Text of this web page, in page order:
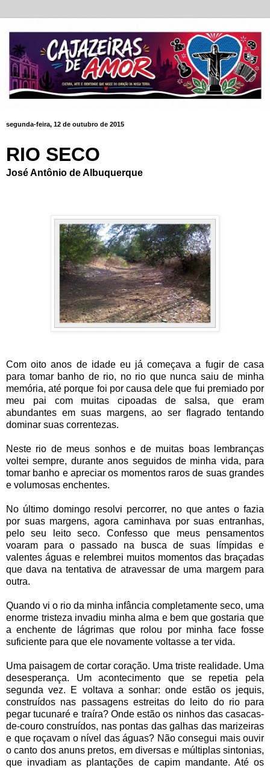
segunda-feira, 12 de outubro de 2015
RIO SECO
José Antônio de Albuquerque
Com oito anos de idade eu já começava a fugir de casa
para tomar banho de rio, no rio que nunca saiu de minha
memória, até porque foi por causa dele que fui premiado por
meu pai com muitas cipoadas de salsa, que eram
abundantes em suas margens, ao ser flagrado tentando
dominar suas correntezas.
Neste rio de meus sonhos e de muitas boas lembranças
voltei sempre, durante anos seguidos de minha vida, para
tomar banho e apreciar os momentos raros de suas grandes
e volumosas enchentes.
No último domingo resolvi percorrer, no que antes o fazia
por suas margens, agora caminhava por suas entranhas,
pelo seu leito seco. Confesso que meus pensamentos
voaram para o passado na busca de suas límpidas e
valentes águas e relembrei muitos momentos das braçadas
que dava na tentativa de atravessar de uma margem para
outra.
Quando vi o rio da minha infância completamente seco, uma
enorme tristeza invadiu minha alma e bem que gostaria que
a enchente de lágrimas que rolou por minha face fosse
suficiente para que ele novamente voltasse a ter vida.
Uma paisagem de cortar coração. Uma triste realidade. Uma
desesperança. Um acontecimento que se repetia pela
segunda vez. E voltava a sonhar: onde estão os jequis,
construídos nas passagens estreitas do leito do rio para
pegar tucunaré e traíra? Onde estão os ninhos das casacas-
de-couro construídos, nas pontas das galhas das marizeiras
e que roçavam o nível das águas? Não consegui mais ouvir
o canto dos anuns pretos, em diversas e múltiplas sintonias,
que invadiam as plantações de capim mandante. Até os